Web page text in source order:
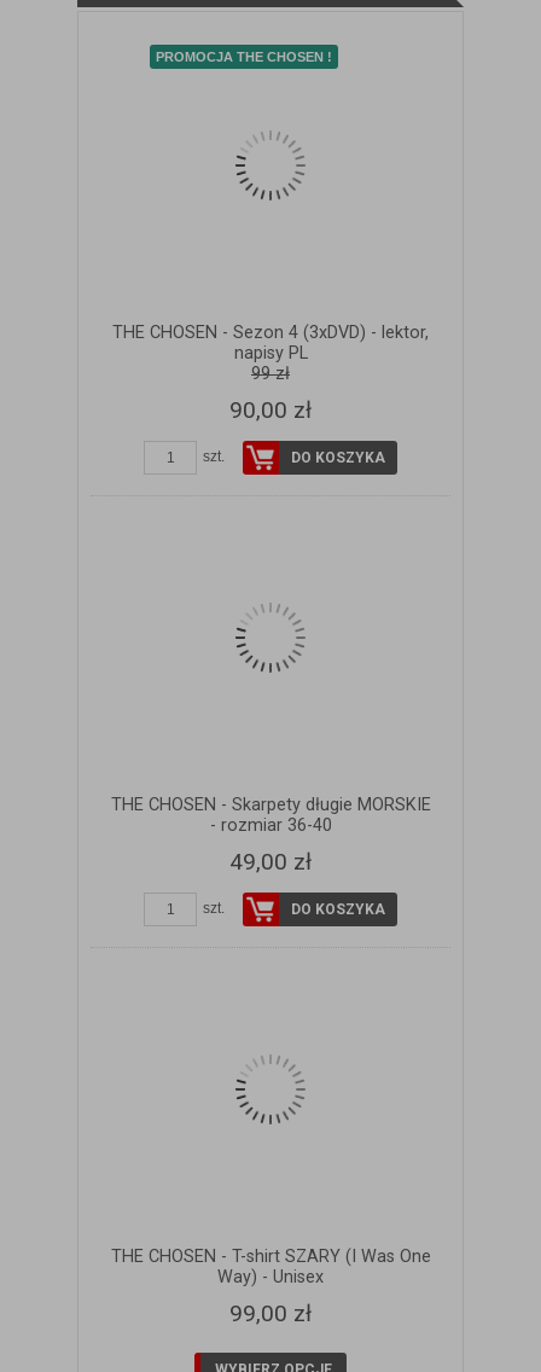
PROMOCJA THE CHOSEN !
THE CHOSEN - Sezon 4 (3xDVD) - lektor,
napisy PL
99 zł
90,00 zł
szt. DO KOSZYKA
THE CHOSEN - Skarpety długie MORSKIE
- rozmiar 36-40
49,00 zł
szt. DO KOSZYKA
THE CHOSEN - T-shirt SZARY (I Was One
Way) - Unisex
99,00 zł